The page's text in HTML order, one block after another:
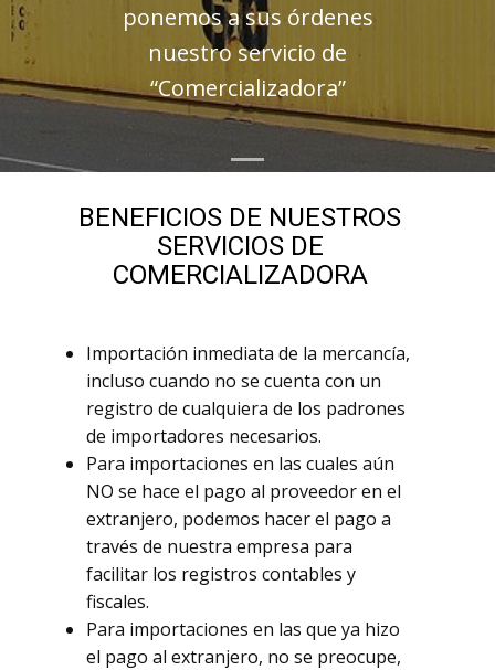
ponemos a sus órdenes
nuestro servicio de
“Comercializadora”
BENEFICIOS DE NUESTROS
SERVICIOS DE
COMERCIALIZADORA
Importación inmediata de la mercancía,
incluso cuando no se cuenta con un
registro de cualquiera de los padrones
de importadores necesarios.
Para importaciones en las cuales aún
NO se hace el pago al proveedor en el
extranjero, podemos hacer el pago a
través de nuestra empresa para
facilitar los registros contables y
fiscales.
Para importaciones en las que ya hizo
el pago al extranjero, no se preocupe,